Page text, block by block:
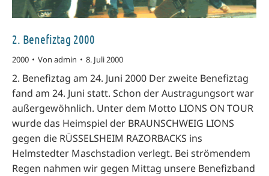
2. Benefiztag 2000
2000 Von admin 8. Juli 2000
2. Benefiztag am 24. Juni 2000 Der zweite Benefiztag
fand am 24. Juni statt. Schon der Austragungsort war
außergewöhnlich. Unter dem Motto LIONS ON TOUR
wurde das Heimspiel der BRAUNSCHWEIG LIONS
gegen die RÜSSELSHEIM RAZORBACKS ins
Helmstedter Maschstadion verlegt. Bei strömendem
Regen nahmen wir gegen Mittag unsere Benefizband